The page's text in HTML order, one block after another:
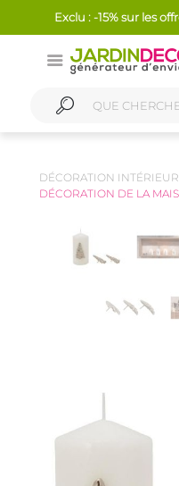
Exclu : -15% sur les
DÉCORATION
DÉCORATION DE LA